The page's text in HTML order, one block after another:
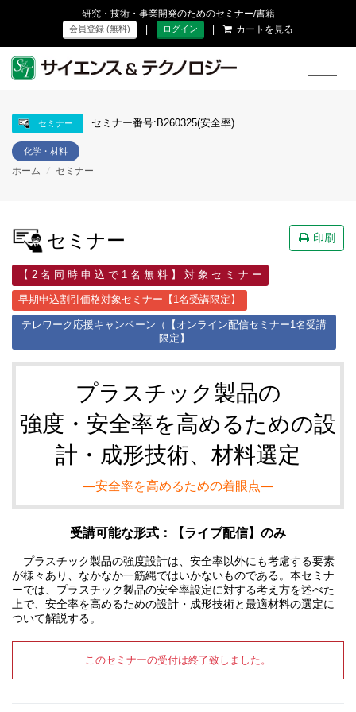
研究・技術・事業開発のためのセミナー/書籍
会員登録 (無料) | ログイン | カートを見る
セミナー セミナー番号:B260325(安全率)
化学・材料
ホーム / セミナー
セミナー 印刷
【 2 名 同 時 申 込 で 1 名 無 料 】 対 象 セ ミ ナ ー
早期申込割引価格対象セミナー【1名受講限定】
テレワーク応援キャンペーン（【オンライン配信セミナー1名受講
限定】
プラスチック製品の
強度・安全率を高めるための設
計・成形技術、材料選定
―安全率を高めるための着眼点―
受講可能な形式：【ライブ配信】のみ
プラスチック製品の強度設計は、安全率以外にも考慮する要素
が様々あり、なかなか一筋縄ではいかないものである。本セミナ
ーでは、プラスチック製品の安全率設定に対する考え方を述べた
上で、安全率を高めるための設計・成形技術と最適材料の選定に
ついて解説する。
このセミナーの受付は終了致しました。